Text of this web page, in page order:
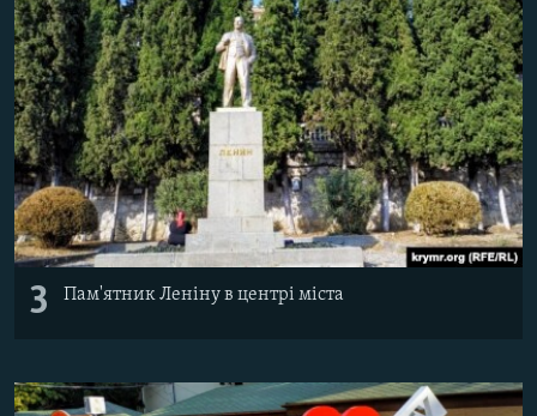
3 Пам'ятник Леніну в центрі міста